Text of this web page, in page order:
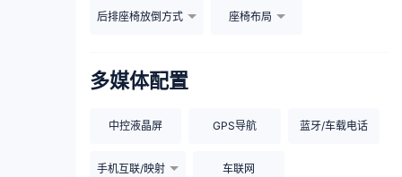
后排座椅放倒方式 座椅布局
多媒体配置
中控液晶屏 GPS导航 蓝牙/车载电话
手机互联/映射 车联网